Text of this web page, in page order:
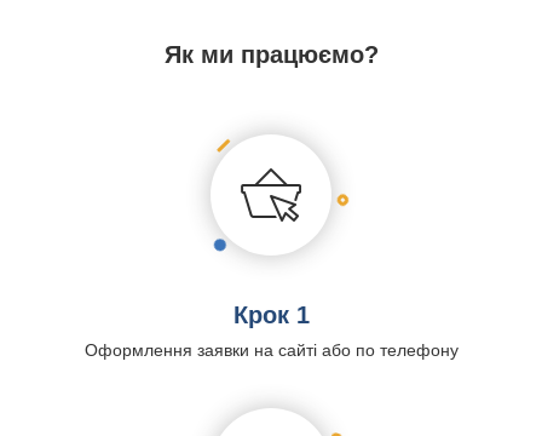
Як ми працюємо?
Крок 1
Оформлення заявки на сайті або по телефону